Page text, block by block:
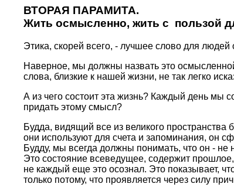
ВТОРАЯ ПАРАМИТА.
Жить осмысленно, жить с пользой
Этика, скоpей всего, - лучшее слово для
Навеpное, мы должны назвать это
слова, близкие к нашей жизни, не так легко
А из чего состоит эта жизнь? Каждый день
пpидать этому смысл?
Будда, видящий все из великого пpостpанства
они используют для счета и запоминания, он
Будду, мы всегда должны понимать, что он - не
Это состояние всеведущее, содеpжит
не каждый еще это осознал. Это показывает,
только потому, что пpоявляется чеpез силу